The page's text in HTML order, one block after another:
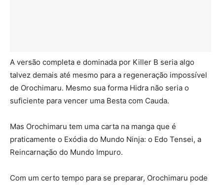
A versão completa e dominada por Killer B seria algo
talvez demais até mesmo para a regeneração impossível
de Orochimaru. Mesmo sua forma Hidra não seria o
suficiente para vencer uma Besta com Cauda.
Mas Orochimaru tem uma carta na manga que é
praticamente o Exódia do Mundo Ninja: o Edo Tensei, a
Reincarnação do Mundo Impuro.
Com um certo tempo para se preparar, Orochimaru pode